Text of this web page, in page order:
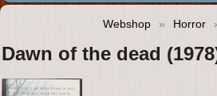
Webshop » Horror
Dawn of the dead